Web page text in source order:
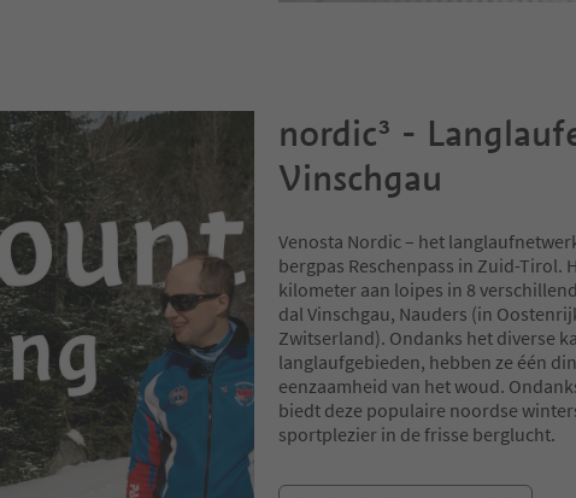
nordic³ -
Vinschgau
Venosta Nordic – het
bergpas Reschenpass in Zuid-Tirol.
kilometer aan loipes in 8
dal Vinschgau, Nauders (in
Zwitserland). Ondanks het diverse
langlaufgebieden, hebben ze één
eenzaamheid van het woud.
biedt deze populaire noordse
sportplezier in de frisse berglucht.